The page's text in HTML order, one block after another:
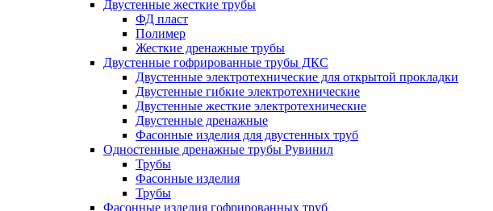
Двустенные жесткие трубы
ФД пласт
Полимер
Жесткие дренажные трубы
Двустенные гофрированные трубы ДКС
Двустенные электротехнические для открытой прокладки
Двустенные гибкие электротехнические
Двустенные жесткие электротехнические
Двустенные дренажные
Фасонные изделия для двустенных труб
Одностенные дренажные трубы Рувинил
Трубы
Фасонные изделия
Трубы
Фасонные изделия гофрированных труб